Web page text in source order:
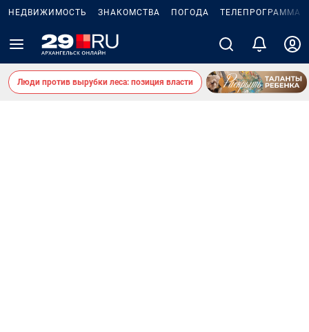
НЕДВИЖИМОСТЬ ЗНАКОМСТВА ПОГОДА ТЕЛЕПРОГРАММА
Люди против вырубки леса: позиция власти